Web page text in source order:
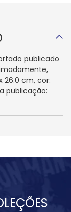
publicado
26.0 cm, cor:
publicação: